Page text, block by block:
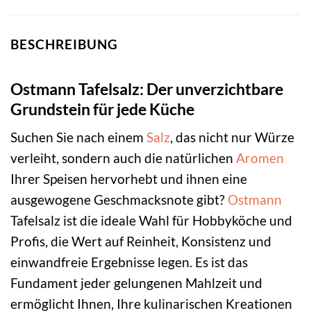
BESCHREIBUNG
Ostmann Tafelsalz: Der unverzichtbare
Grundstein für jede Küche
Suchen Sie nach einem Salz, das nicht nur Würze
verleiht, sondern auch die natürlichen Aromen
Ihrer Speisen hervorhebt und ihnen eine
ausgewogene Geschmacksnote gibt? Ostmann
Tafelsalz ist die ideale Wahl für Hobbyköche und
Profis, die Wert auf Reinheit, Konsistenz und
einwandfreie Ergebnisse legen. Es ist das
Fundament jeder gelungenen Mahlzeit und
ermöglicht Ihnen, Ihre kulinarischen Kreationen